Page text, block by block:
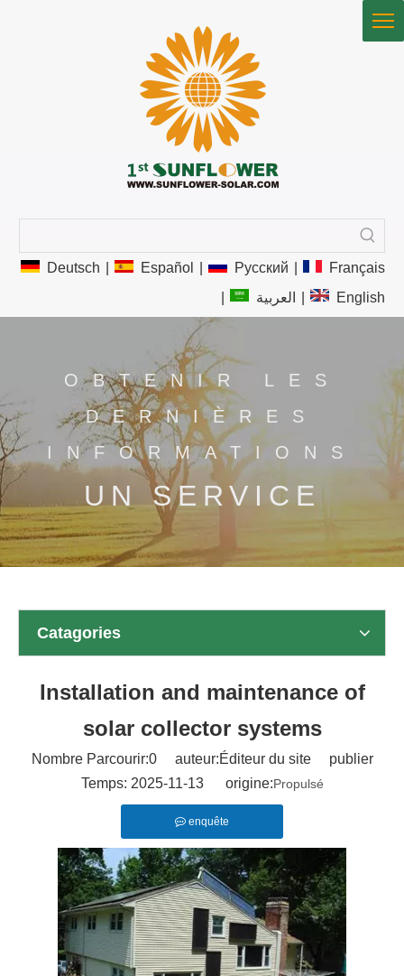
Deutsch Español Pусский
Français
العربية English
OBTENIR LES
DERNIÈRES
INFORMATIONS
UN SERVICE
Catagories
Installation and maintenance of
solar collector systems
Nombre Parcourir:0auteur:Éditeur du site publier
Temps: 2025-11-13 origine:Propulsé
enquête